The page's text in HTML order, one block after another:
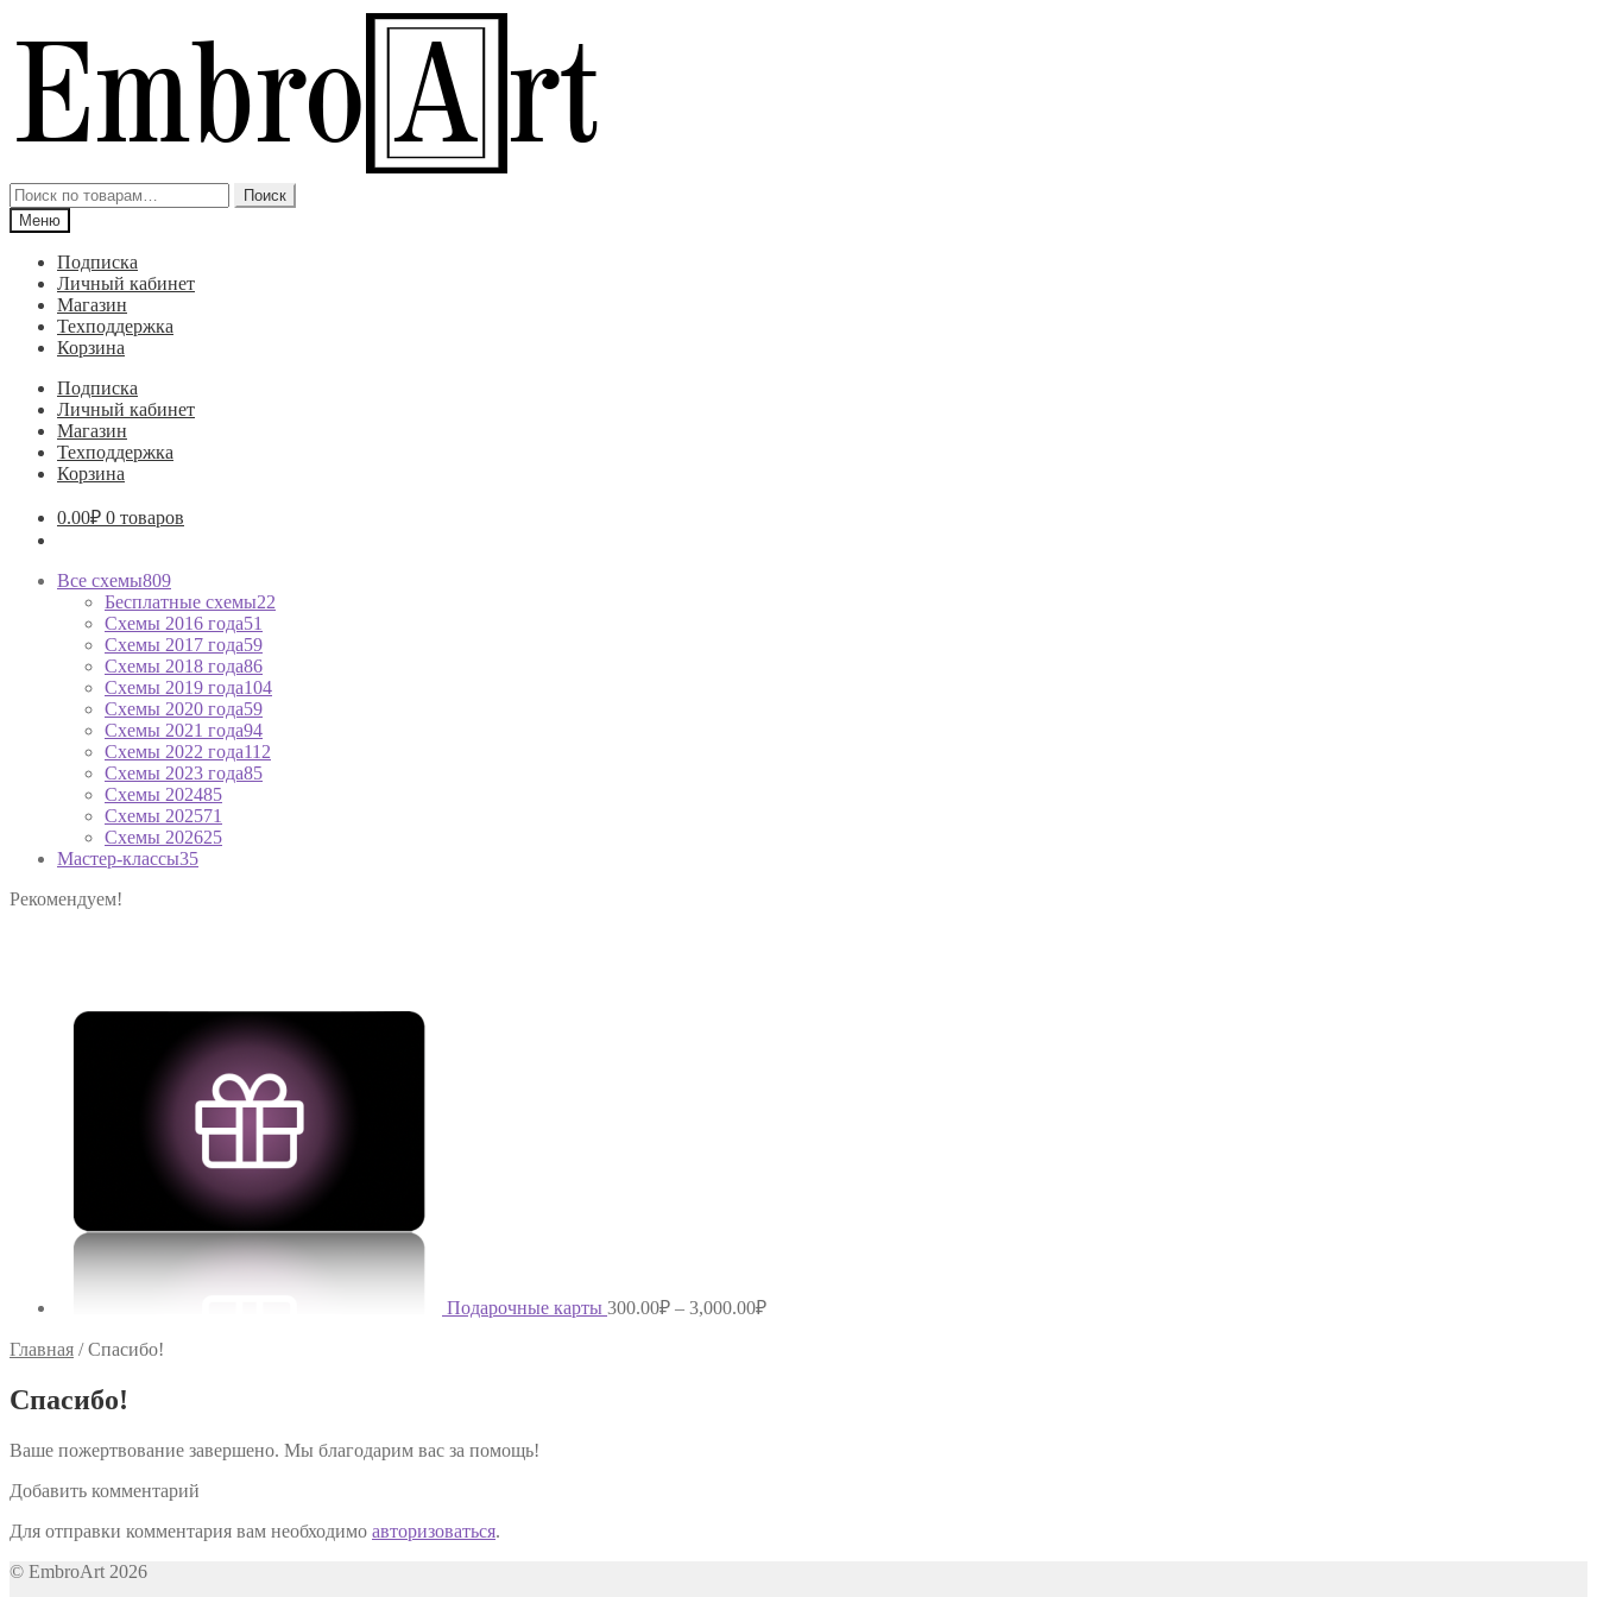
к
навигации
к
содержимому
Искать:
Поиск
Меню
Подписка
Личный кабинет
Магазин
Техподдержка
Корзина
Подписка
Личный кабинет
Магазин
Техподдержка
Корзина
0.00₽ 0 товаров
Все схемы809
Бесплатные схемы22
Схемы 2016 года51
Схемы 2017 года59
Схемы 2018 года86
Схемы 2019 года104
Схемы 2020 года59
Схемы 2021 года94
Схемы 2022 года112
Схемы 2023 года85
Схемы 202485
Схемы 202571
Схемы 202625
Мастер-классы35
Рекомендуем!
Подарочные карты 300.00₽ – 3,000.00₽
Главная /Спасибо!
Спасибо!
Ваше пожертвование завершено. Мы благодарим вас за помощь!
Добавить комментарий
Для отправки комментария вам необходимо авторизоваться.
© EmbroArt 2026